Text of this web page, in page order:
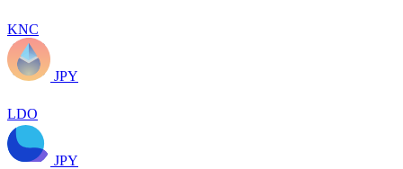
KNC
JPY
LDO
JPY